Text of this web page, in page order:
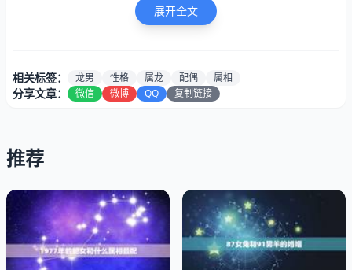
应也会让属龙男感到威胁和不安，容易引发矛盾和争吵。
展开全文
相关标签： 龙男 性格 属龙 配偶 属相
分享文章： 微信 微博 QQ 复制链接
推荐